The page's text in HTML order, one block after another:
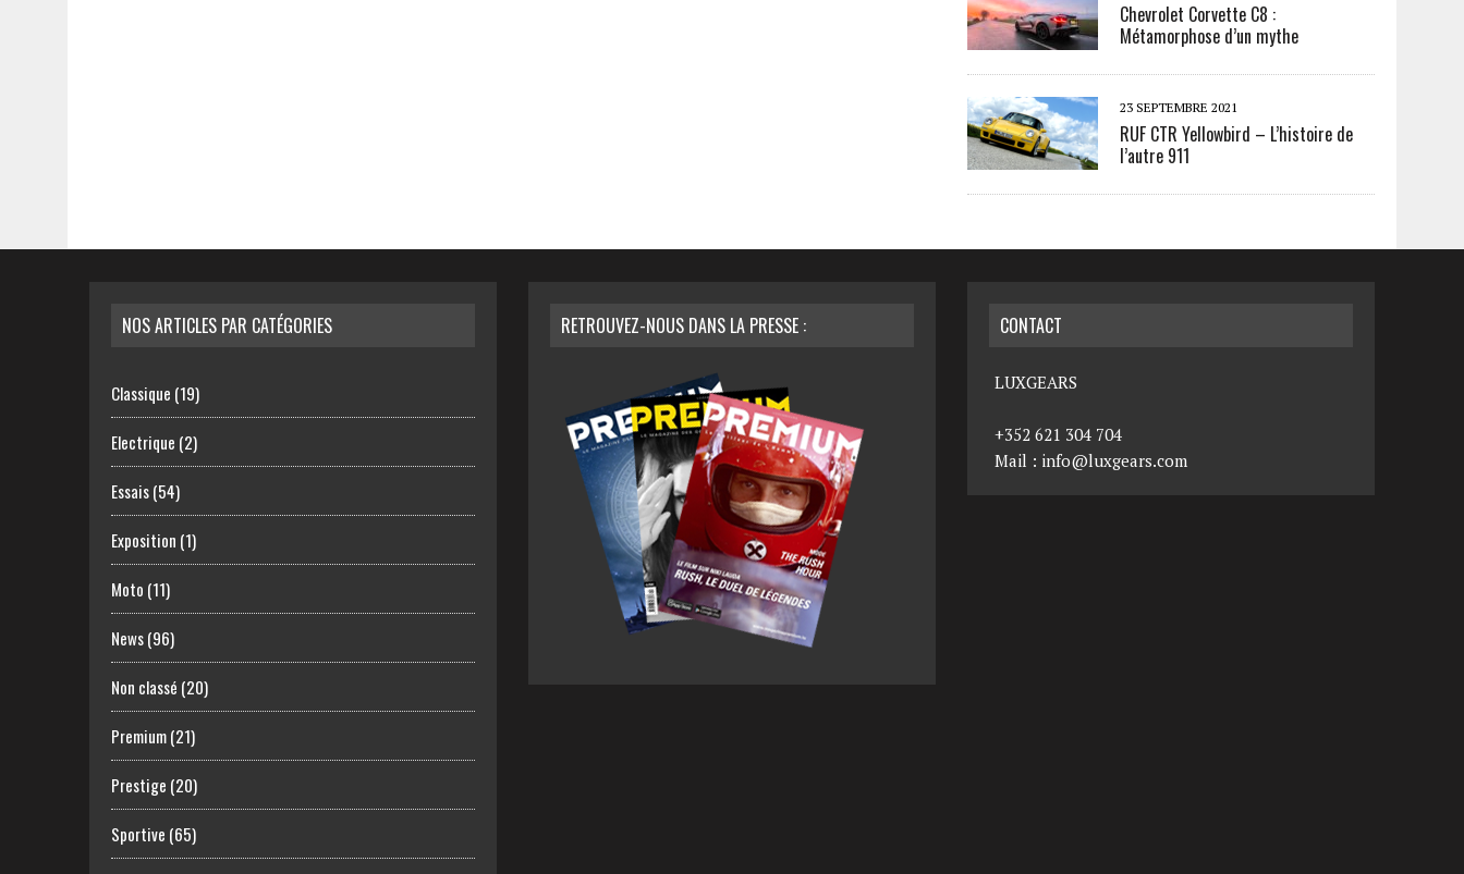
Chevrolet Corvette C8 :
Métamorphose d’un mythe
23 SEPTEMBRE 2021
RUF CTR Yellowbird – L’histoire de
l’autre 911
NOS ARTICLES PAR CATÉGORIES
Classique (19)
Electrique (2)
Essais(54)
Exposition (1)
Moto (11)
News(96)
Non classé (20)
Premium(21)
Prestige (20)
Sportive (65)
RETROUVEZ-NOUS DANS LA PRESSE : CONTACT
LUXGEARS
+352 621 304 704
Mail : info@luxgears.com